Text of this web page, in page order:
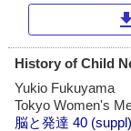
History of Child
Yukio Fukuyama
Tokyo Women's
脳と発達 40